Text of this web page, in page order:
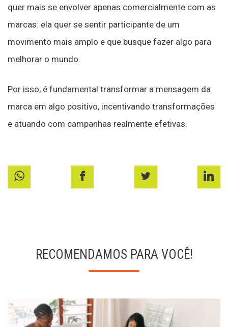
quer mais se envolver apenas comercialmente com as
marcas: ela quer se sentir participante de um
movimento mais amplo e que busque fazer algo para
melhorar o mundo.
Por isso, é fundamental transformar a mensagem da
marca em algo positivo, incentivando transformações
e atuando com campanhas realmente efetivas.
RECOMENDAMOS PARA VOCÊ!